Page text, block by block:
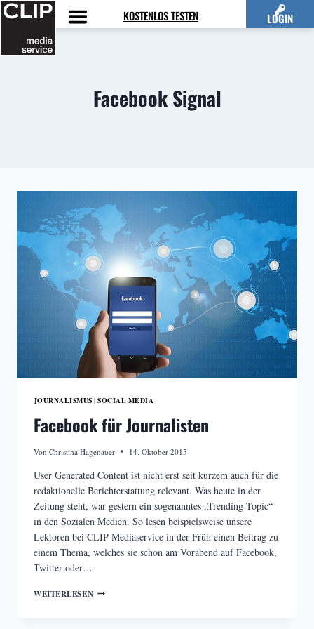
Zum
Inhalt
springen
KOSTENLOS TESTEN LOGIN
Facebook Signal
JOURNALISMUS |SOCIAL MEDIA
Facebook für Journalisten
Von Christina Hagenauer 14. Oktober 2015
User Generated Content ist nicht erst seit kurzem auch für die
redaktionelle Berichterstattung relevant. Was heute in der
Zeitung steht, war gestern ein sogenanntes „Trending Topic“
in den Sozialen Medien. So lesen beispielsweise unsere
Lektoren bei CLIP Mediaservice in der Früh einen Beitrag zu
einem Thema, welches sie schon am Vorabend auf Facebook,
Twitter oder…
WEITERLESENFACEBOOK